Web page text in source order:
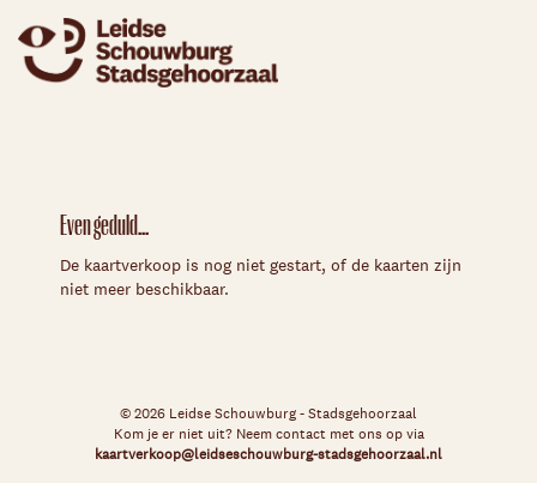
Even geduld...
De kaartverkoop is nog niet gestart, of de kaarten zijn
niet meer beschikbaar.
© 2026 Leidse Schouwburg - Stadsgehoorzaal
Kom je er niet uit? Neem contact met ons op via
kaartverkoop@leidseschouwburg-stadsgehoorzaal.nl